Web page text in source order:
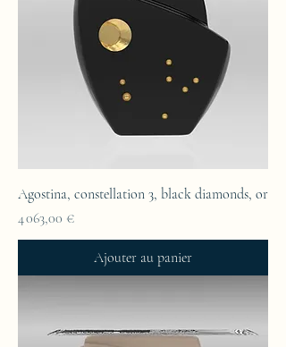
Agostina, constellation 3, black diamonds, or
Prix
4 063,00 €
Ajouter au panier